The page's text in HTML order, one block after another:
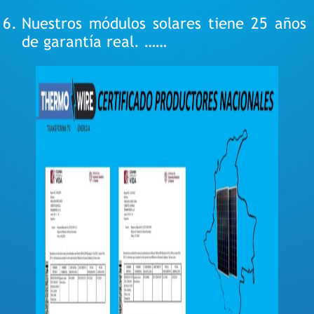
Nuestros módulos solares tiene 25 años
de garantía real. ……